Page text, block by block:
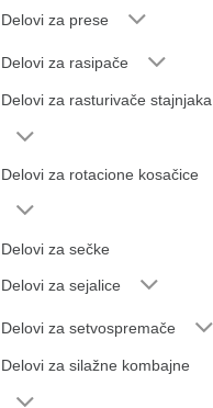
Delovi za prese
Delovi za rasipače
Delovi za rasturivače stajnjaka
Delovi za rotacione kosačice
Delovi za sečke
Delovi za sejalice
Delovi za setvospremače
Delovi za silažne kombajne